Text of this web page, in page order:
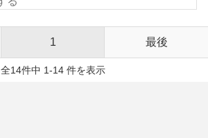
1 最後
全14件中 1-14 件を表示